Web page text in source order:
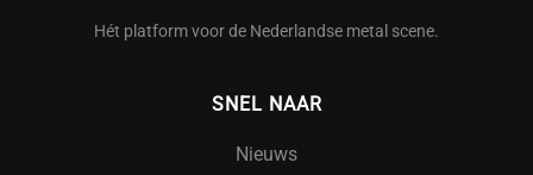
Hét platform voor de Nederlandse metal scene.
SNEL NAAR
Nieuws